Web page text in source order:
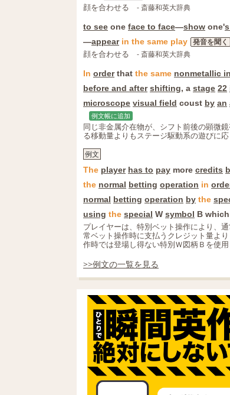
顔を合わせる - 斎藤和英大辞典
to see one face to face―show one'
―appear in the same play 発音を聞く
顔を合わせる - 斎藤和英大辞典
In orderthat the same nonmetallic
before and after shifting, a stage 22
microscope visual field coust by an
例文帳に追加
同じ非金属介在物が、シフト前後の顕微
る移動量よりもステージ駆動系の遊びに
例文
The player has to pay more credits
the normal betting operation in
normal betting operation by the
using the special W symbol B which
プレイヤーは、特別ベット操作により、
常ベット操作時に支払うクレジット量よ
作時では登場し得ない特別Ｗ図柄Ｂを使
>>例文の一覧を見る